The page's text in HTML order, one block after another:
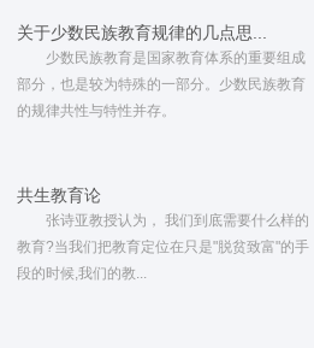
关于少数民族教育规律的几点思...
少数民族教育是国家教育体系的重要组成
部分，也是较为特殊的一部分。少数民族教育
的规律共性与特性并存。
共生教育论
张诗亚教授认为， 我们到底需要什么样的
教育?当我们把教育定位在只是"脱贫致富"的手
段的时候,我们的教...